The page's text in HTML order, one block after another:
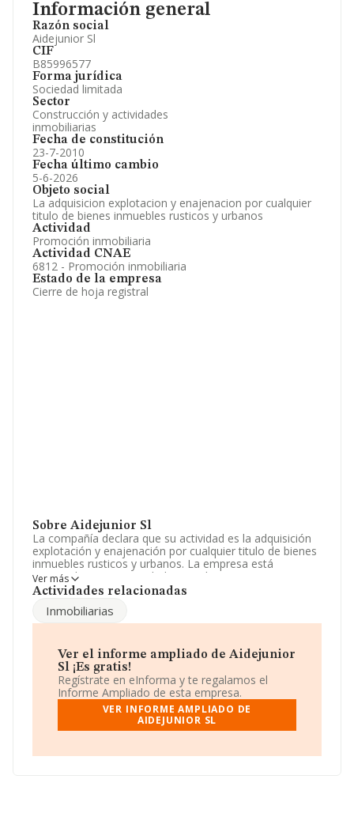
Información general
Razón social
Aidejunior Sl
CIF
B85996577
Forma jurídica
Sociedad limitada
Sector
Construcción y actividades
inmobiliarias
Fecha de constitución
23-7-2010
Fecha último cambio
5-6-2026
Objeto social
La adquisicion explotacion y enajenacion por cualquier
titulo de bienes inmuebles rusticos y urbanos
Actividad
Promoción inmobiliaria
Actividad CNAE
6812 - Promoción inmobiliaria
Estado de la empresa
Cierre de hoja registral
Sobre Aidejunior Sl
La compañía declara que su actividad es la adquisición
explotación y enajenación por cualquier titulo de bienes
inmuebles rusticos y urbanos. La empresa está
registrada como Sociedad Limitada. Tiene CNAE: 6812 -
'%cnae%'. La sociedad no tiene actividad en mercados
Para más información es posible contactar a través del
La sociedad española
Aidejunior S.L
, CIF B85996577,
tiene su domicilio social establecido en Calle
Guadalajara núm. 10 Piso 2 B, (28938), en el municipio
de Mostoles, Madrid.
En base a la información de la que dispone INFORMA
nacional alcanza los 29.817 millones de euros y la media
Ver más
Actividades relacionadas
Inmobiliarias
Ver el informe ampliado de Aidejunior
Sl ¡Es gratis!
Regístrate en eInforma y te regalamos el
Informe Ampliado de esta empresa.
VER INFORME AMPLIADO DE
AIDEJUNIOR SL